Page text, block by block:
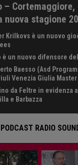
–
nuova stagione
Krilkovs è un nuovo
è un nuovo difensore
Baesso (Asd
Venezia Giulia Master
da Feltre in evidenza
e Barbazza
PODCAST RADIO